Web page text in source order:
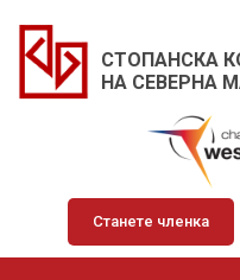
СТОПАНСКА
НА СЕВЕРНА
Станете членка